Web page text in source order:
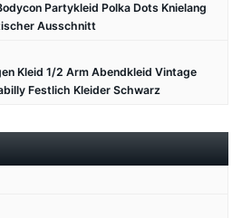
Partykleid Polka Dots Knielang
Ausschnitt
Kleid 1/2 Arm Abendkleid Vintage
Festlich Kleider Schwarz